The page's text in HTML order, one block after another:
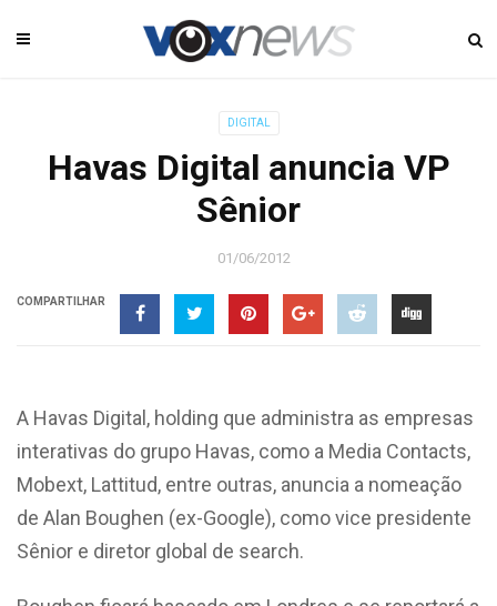
DIGITAL
Havas Digital anuncia VP
Sênior
01/06/2012
COMPARTILHAR
A Havas Digital, holding que administra as empresas
interativas do grupo Havas, como a Media Contacts,
Mobext, Lattitud, entre outras, anuncia a nomeação
de Alan Boughen (ex-Google), como vice presidente
Sênior e diretor global de search.